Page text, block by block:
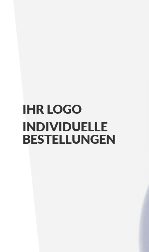
IHR LOGO
INDIVIDUELLE
BESTELLUNGEN